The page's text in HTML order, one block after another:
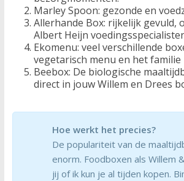
Marley Spoon: gezonde en
Allerhande Box: rijkelijk gevuld,
Albert Heijn
Ekomenu: veel verschillende
vegetarisch menu en het familie
Beebox: De biologische
direct in jouw Willem en Drees
Hoe werkt het precies?
De populariteit van de
enorm. Foodboxen als Willem
jij of ik kun je al tijden kopen.